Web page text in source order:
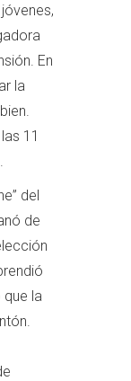
En
la
11
del
de
que la